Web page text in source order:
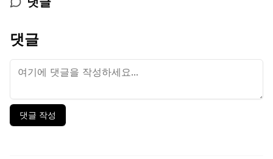
댓글
댓글 작성